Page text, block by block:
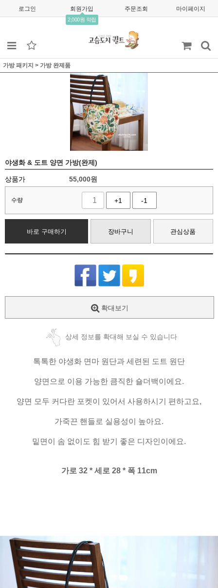
로그인 회원가입
2,000원 적립
주문조회 마이페이지
가방 패키지 > 가방 완제품
야생화 & 도트 양면 가방(완제)
상품가 55,000원
수량 +1 -1
바로 구매하기 장바구니 관심상품
확대보기
상세 정보를 확대해 보실 수 있습니다
톡톡한 야생화 면마 원단과 세련된 도트 원단
양면으로 이용 가능한 큼직한 숄더백이에요.
양면 모두 커다란 포켓이 있어서 사용하시기 편하고요,
가죽끈 핸들로 실용성이 높아요.
밑면이 솜 없이도 힘 받기 좋은 디자인이에요.
가로 32 * 세로 28 * 폭 11cm